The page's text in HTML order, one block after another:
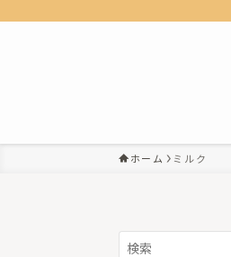
ホーム ミルク